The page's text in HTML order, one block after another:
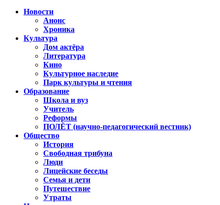
Новости
Анонс
Хроника
Культура
Дом актёра
Литература
Кино
Культурное наследие
Парк культуры и чтения
Образование
Школа и вуз
Учитель
Реформы
ПОЛЁТ (научно-педагогический вестник)
Общество
История
Свободная трибуна
Люди
Лицейские беседы
Семья и дети
Путешествие
Утраты